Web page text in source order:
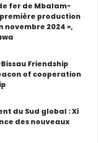
fer de Mbalam-
première production
novembre 2024 »,
Friendship
of cooperation
du Sud global : Xi
des nouveaux